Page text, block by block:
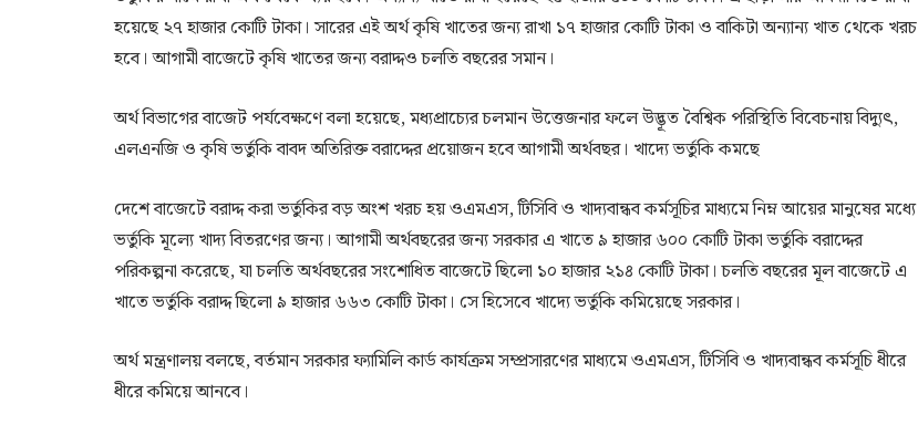
হয়েছে ২৭ হাজার কোটি টাকা। সারের এই অর্থ কৃষি খাতের জন্য রাখা ১৭ হাজার কোটি টাকা ও বাকিটা অন্যান্য খাত থেকে খরচ
হবে। আগামী বাজেটে কৃষি খাতের জন্য বরাদ্দও চলতি বছরের সমান।
অর্থ বিভাগের বাজেট পর্যবেক্ষণে বলা হয়েছে, মধ্যপ্রাচ্যের চলমান উত্তেজনার ফলে উদ্ভূত বৈশ্বিক পরিস্থিতি বিবেচনায় বিদ্যুৎ,
এলএনজি ও কৃষি ভর্তুকি বাবদ অতিরিক্ত বরাদ্দের প্রয়োজন হবে আগামী অর্থবছর। খাদ্যে ভর্তুকি কমছে
দেশে বাজেটে বরাদ্দ করা ভর্তুকির বড় অংশ খরচ হয় ওএমএস, টিসিবি ও খাদ্যবান্ধব কর্মসূচির মাধ্যমে নিম্ন আয়ের মানুষের মধ্যে
ভর্তুকি মূল্যে খাদ্য বিতরণের জন্য। আগামী অর্থবছরের জন্য সরকার এ খাতে ৯ হাজার ৬০০ কোটি টাকা ভর্তুকি বরাদ্দের
পরিকল্পনা করেছে, যা চলতি অর্থবছরের সংশোধিত বাজেটে ছিলো ১০ হাজার ২১৪ কোটি টাকা। চলতি বছরের মূল বাজেটে এ
খাতে ভর্তুকি বরাদ্দ ছিলো ৯ হাজার ৬৬৩ কোটি টাকা। সে হিসেবে খাদ্যে ভর্তুকি কমিয়েছে সরকার।
অর্থ মন্ত্রণালয় বলছে, বর্তমান সরকার ফ্যামিলি কার্ড কার্যক্রম সম্প্রসারণের মাধ্যমে ওএমএস, টিসিবি ও খাদ্যবান্ধব কর্মসূচি ধীরে
ধীরে কমিয়ে আনবে।